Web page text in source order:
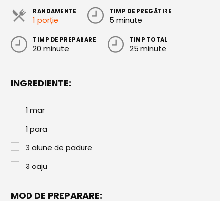
Prăjituri
Conserve
Sirop / Compot
Sosuri și Condimente
Pâine
Paste & Risotto
RANDAMENTE
1 porție
TIMP DE PREGĂTIRE
5 minute
TIMP DE PREPARARE
20 minute
TIMP TOTAL
25 minute
INGREDIENTE:
1 mar
1 para
3 alune de padure
3 caju
MOD DE PREPARARE: